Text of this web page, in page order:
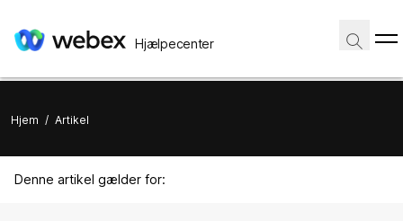
Hjælpecenter
Hjem / Artikel
Denne artikel gælder for: